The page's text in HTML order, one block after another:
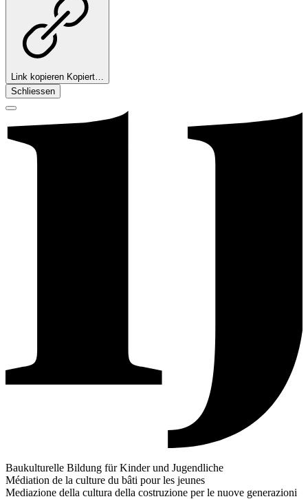
Link kopieren Kopiert…
Schliessen
Baukulturelle Bildung für Kinder und Jugendliche
Médiation de la culture du bâti pour les jeunes
Mediazione della cultura della costruzione per le nuove generazioni